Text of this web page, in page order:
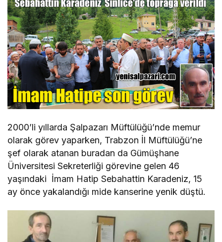
2000’li yıllarda Şalpazarı Müftülüğü’nde memur
olarak görev yaparken, Trabzon İl Müftülüğü’ne
şef olarak atanan buradan da Gümüşhane
Üniversitesi Sekreterliği görevine gelen 46
yaşındaki İmam Hatip Sebahattin Karadeniz, 15
ay önce yakalandığı mide kanserine yenik düştü.